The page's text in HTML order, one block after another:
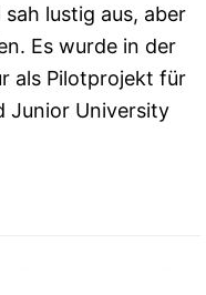
lustig aus, aber
Es wurde in der
als Pilotprojekt für
Junior University